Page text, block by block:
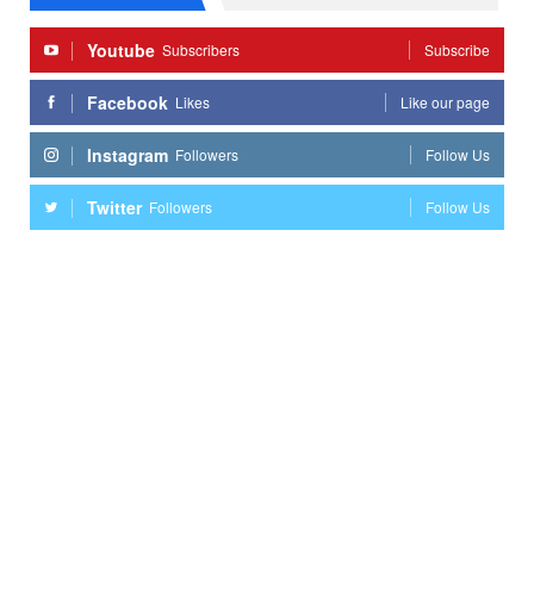
Youtube Subscribers Subscribe
Facebook Likes Like our page
Instagram Followers Follow Us
Twitter Followers Follow Us